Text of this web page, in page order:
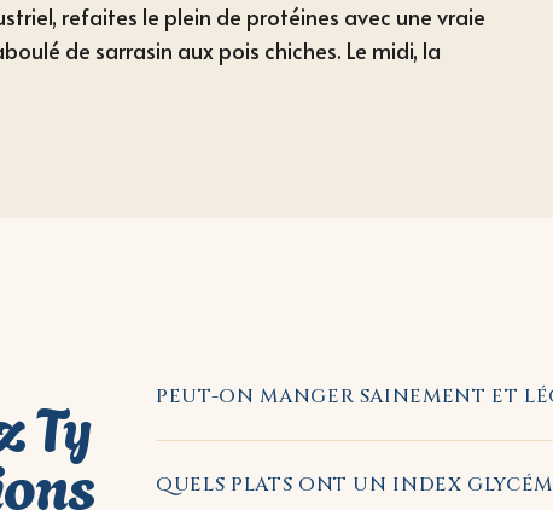
refaites le plein de protéines avec une vraie
de sarrasin aux pois chiches. Le midi, la
Ty PEUT-ON MANGER SAINEMENT ET
QUELS PLATS ONT UN INDEX